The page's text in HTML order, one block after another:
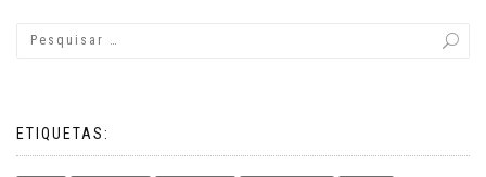
ETIQUETAS: